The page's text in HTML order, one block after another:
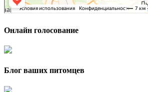
Онлайн голосование
Блог ваших питомцев